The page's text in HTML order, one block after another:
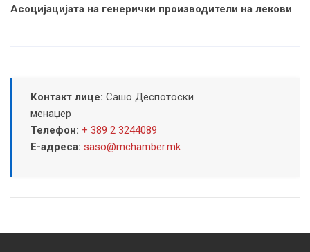
Асоцијацијата на генерички производители на лекови
Контакт лице: Сашо Деспотоски
менаџер
Телефон: + 389 2 3244089
Е-адреса: saso@mchamber.mk